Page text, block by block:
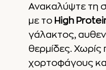
Ανακαλύψτε τη
με το High
γάλακτος,
θερμίδες. Χωρίς
χορτοφάγους